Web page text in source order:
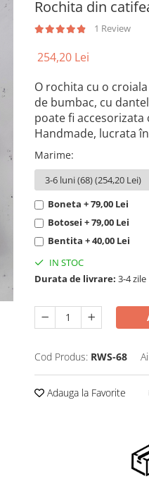
Rochita din
1 Review
254,20 Lei
O rochita cu o
de bumbac, cu
poate fi
Handmade, lucrata
Marime:
Boneta + 79,00 Lei
Botosei + 79,00 Lei
Bentita + 40,00 Lei
IN STOC
Durata de livrare: 3-4 zile
Cod Produs: RWS-68
Adauga la Favorite